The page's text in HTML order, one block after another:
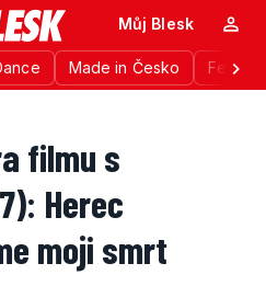
Made in Česko
Můj Blesk
filmu s
Herec
moji smrt